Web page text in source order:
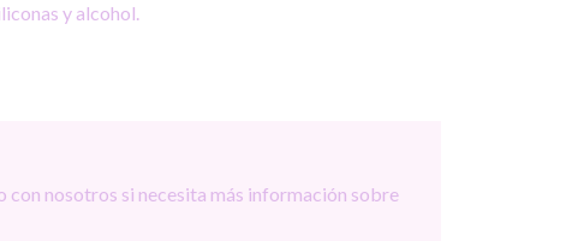
y alcohol.
con nosotros si necesita más información sobre